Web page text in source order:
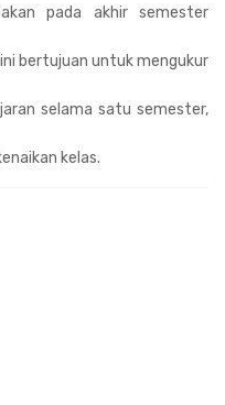
pada akhir semester
bertujuan untuk mengukur
selama satu semester,
kelas.